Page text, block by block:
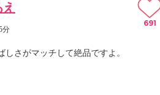
分
さがマッチして絶品ですよ。
691